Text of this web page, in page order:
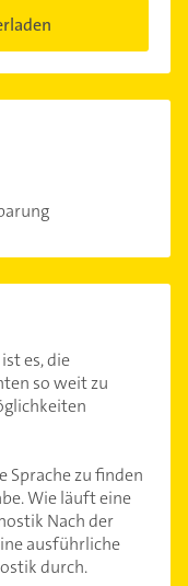
es, die
so weit zu
Sprache zu finden
Wie läuft eine
Nach der
ausführliche
durch.